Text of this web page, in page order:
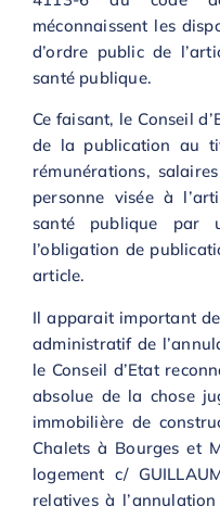
méconnaissent les
d’ordre public de
santé publique.
Ce faisant, le Conseil
de la publication au
rémunérations,
personne visée à
santé publique par
l’obligation de
article.
Il apparait important
administratif de
le Conseil d’Etat
absolue de la chose
immobilière de
Chalets à Bourges et
logement c/
relatives à